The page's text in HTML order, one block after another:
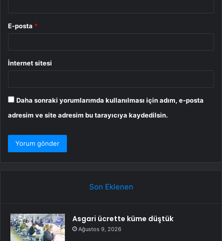
E-posta *
İnternet sitesi
Daha sonraki yorumlarımda kullanılması için adım, e-posta
adresim ve site adresim bu tarayıcıya kaydedilsin.
Son Eklenen
Asgari ücrette küme düştük
Ağustos 9, 2026